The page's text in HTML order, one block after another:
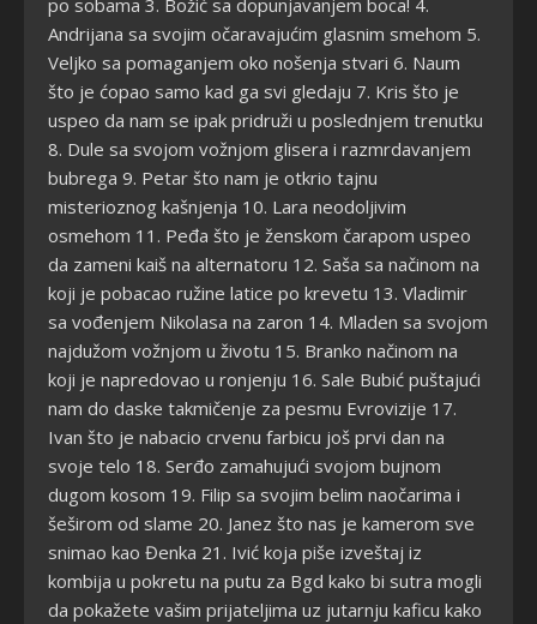
po sobama 3. Božić sa dopunjavanjem boca! 4.
Andrijana sa svojim očaravajućim glasnim smehom 5.
Veljko sa pomaganjem oko nošenja stvari 6. Naum
što je ćopao samo kad ga svi gledaju 7. Kris što je
uspeo da nam se ipak pridruži u poslednjem trenutku
8. Dule sa svojom vožnjom glisera i razmrdavanjem
bubrega 9. Petar što nam je otkrio tajnu
misterioznog kašnjenja 10. Lara neodoljivim
osmehom 11. Peđa što je ženskom čarapom uspeo
da zameni kaiš na alternatoru 12. Saša sa načinom na
koji je pobacao ružine latice po krevetu 13. Vladimir
sa vođenjem Nikolasa na zaron 14. Mladen sa svojom
najdužom vožnjom u životu 15. Branko načinom na
koji je napredovao u ronjenju 16. Sale Bubić puštajući
nam do daske takmičenje za pesmu Evrovizije 17.
Ivan što je nabacio crvenu farbicu još prvi dan na
svoje telo 18. Serđo zamahujući svojom bujnom
dugom kosom 19. Filip sa svojim belim naočarima i
šeširom od slame 20. Janez što nas je kamerom sve
snimao kao Đenka 21. Ivić koja piše izveštaj iz
kombija u pokretu na putu za Bgd kako bi sutra mogli
da pokažete vašim prijateljima uz jutarnju kaficu kako